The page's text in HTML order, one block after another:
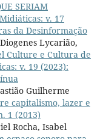
SERIAM
v. 17
da Desinformação
Lycarião,
Culture e Cultura de
v. 19 (2023):
Guilherme
capitalismo, lazer e
1 (2013)
Rocha, Isabel